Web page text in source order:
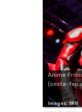
Anime
(sexta-
Images: 180